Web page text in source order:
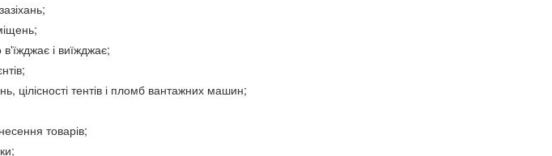
і виїжджає;
цілісності тентів і пломб вантажних машин;
товарів;